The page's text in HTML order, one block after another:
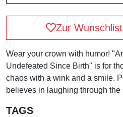
Zur
Wear your crown with humor!
Undefeated Since Birth" is for
chaos with a wink and a smile.
believes in laughing through the
TAGS